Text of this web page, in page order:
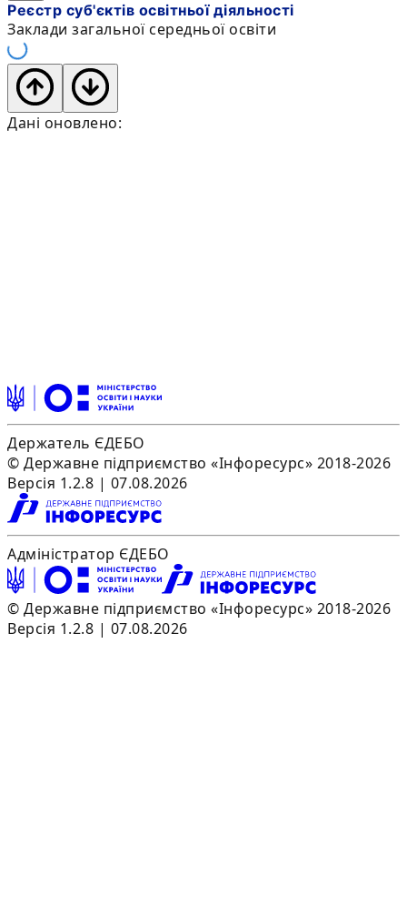
Реєстр суб'єктів освітньої діяльності
Заклади загальної середньої освіти
Дані оновлено:
Держатель ЄДЕБО
© Державне підприємство «Інфоресурс» 2018-2026
Версія 1.2.8 | 07.08.2026
Адміністратор ЄДЕБО
© Державне підприємство «Інфоресурс» 2018-2026
Версія 1.2.8 | 07.08.2026